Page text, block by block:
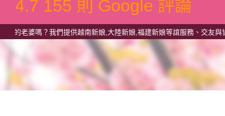
4.7 155 則 Google 評論
嗎？我們提供越南新娘,大陸新娘,福建新娘等誼服務、交友與協助